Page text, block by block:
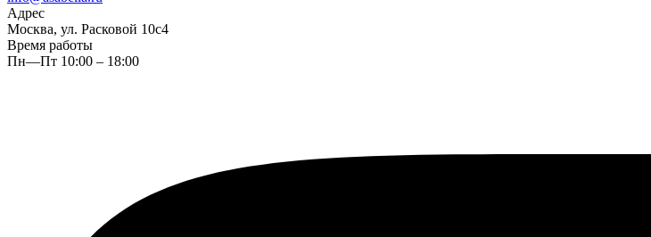
Адрес
Москва, ул. Расковой 10с4
Время работы
Пн—Пт 10:00 – 18:00